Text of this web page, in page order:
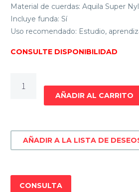
Material de cuerdas: Aquila Super
Incluye funda: Sí
Uso recomendado: Estudio,
CONSULTE DISPONIBILIDAD
SOPRANO
MR1RD
cantidad
AÑADIR AL CARRITO
AÑADIR A LA LISTA DE
CONSULTA